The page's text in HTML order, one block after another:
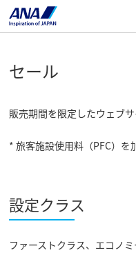
セール
販売期間を限定したウェブ
* 旅客施設使用料（PFC）を
設定クラス
ファーストクラス、エコノ